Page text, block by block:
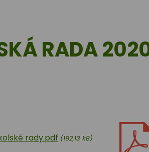
RADA
rady.pdf (192,13 kB)